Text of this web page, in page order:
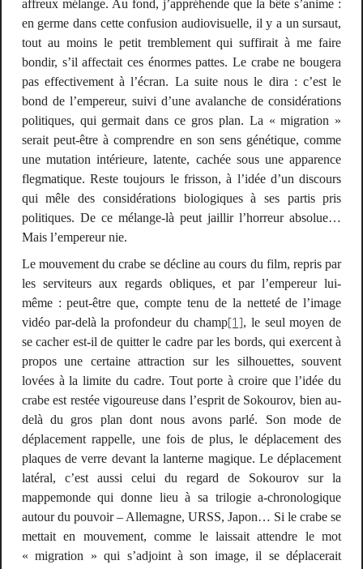
affreux mélange. Au fond, j’appréhende que la bête s’anime :
en germe dans cette confusion audiovisuelle, il y a un sursaut,
tout au moins le petit tremblement qui suffirait à me faire
bondir, s’il affectait ces énormes pattes. Le crabe ne bougera
pas effectivement à l’écran. La suite nous le dira : c’est le
bond de l’empereur, suivi d’une avalanche de considérations
politiques, qui germait dans ce gros plan. La « migration »
serait peut-être à comprendre en son sens génétique, comme
une mutation intérieure, latente, cachée sous une apparence
flegmatique. Reste toujours le frisson, à l’idée d’un discours
qui mêle des considérations biologiques à ses partis pris
politiques. De ce mélange-là peut jaillir l’horreur absolue…
Mais l’empereur nie.
Le mouvement du crabe se décline au cours du film, repris par
les serviteurs aux regards obliques, et par l’empereur lui-
même : peut-être que, compte tenu de la netteté de l’image
vidéo par-delà la profondeur du champ[1], le seul moyen de
se cacher est-il de quitter le cadre par les bords, qui exercent à
propos une certaine attraction sur les silhouettes, souvent
lovées à la limite du cadre. Tout porte à croire que l’idée du
crabe est restée vigoureuse dans l’esprit de Sokourov, bien au-
delà du gros plan dont nous avons parlé. Son mode de
déplacement rappelle, une fois de plus, le déplacement des
plaques de verre devant la lanterne magique. Le déplacement
latéral, c’est aussi celui du regard de Sokourov sur la
mappemonde qui donne lieu à sa trilogie a-chronologique
autour du pouvoir – Allemagne, URSS, Japon… Si le crabe se
mettait en mouvement, comme le laissait attendre le mot
« migration » qui s’adjoint à son image, il se déplacerait